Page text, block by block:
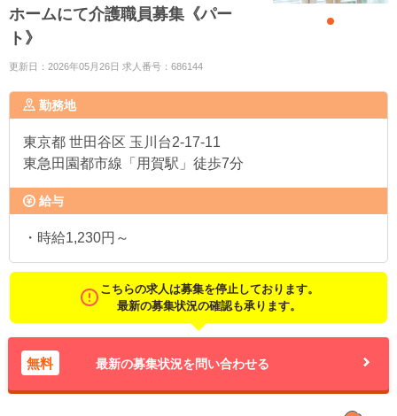
ホームにて介護職員募集《パー
ト》
更新日：2026年05月26日 求人番号：686144
勤務地
東京都 世田谷区 玉川台2-17-11
東急田園都市線「用賀駅」徒歩7分
給与
・時給1,230円～
こちらの求人は募集を停止しております。
最新の募集状況の確認も承ります。
無料 最新の募集状況を問い合わせる